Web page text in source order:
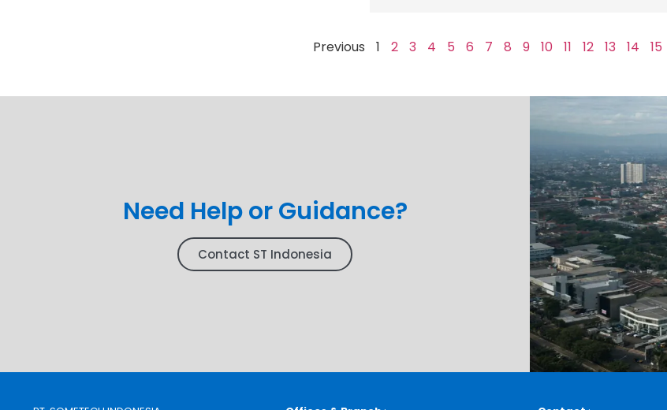
Previous 1 2 3 4 5 6 7 8 9 10 11 12 13 14 15
Need Help or Guidance?
Contact ST Indonesia